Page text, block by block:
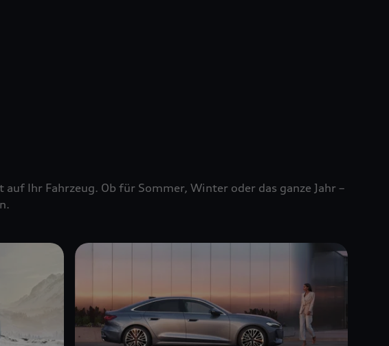
Ihr Fahrzeug. Ob für Sommer, Winter oder das ganze Jahr –